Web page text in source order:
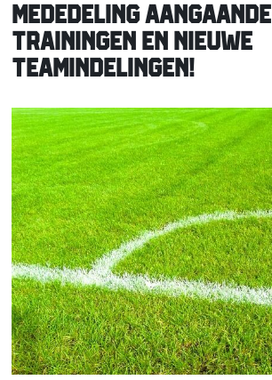
MEDEDELING AANGAANDE
TRAININGEN EN NIEUWE
TEAMINDELINGEN!